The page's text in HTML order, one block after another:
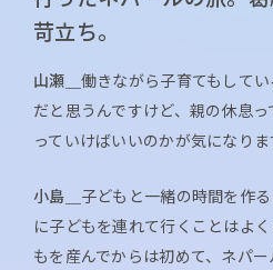
苛立ち。
山瀬＿ 働きながら子育てもして
だと思うんですけど、親の休息
っていけばいいのかが気になりま
小島＿ 子どもと一緒の時間を作
に子どもを連れて行くことはよ
もを産んでからは初めて、ネパ